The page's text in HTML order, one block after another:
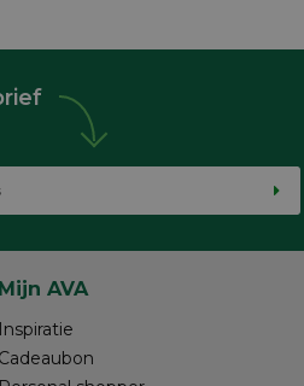
Mijn AVA
Inspiratie
Cadeaubon